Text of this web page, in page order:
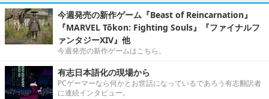
今週発売の新作ゲーム『Beast of Reincarnation』
『MARVEL Tōkon: Fighting Souls』『ファイナルフ
ァンタジーXIV』他
今週発売の新作ゲームはこちら。
有志日本語化の現場から
PCゲーマーなら何かとお世話になっているであろう有志翻訳者
に連続インタビュー。